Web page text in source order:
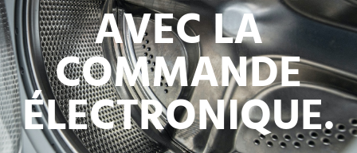
AVEC LA
COMMANDE
ÉLECTRONIQUE.